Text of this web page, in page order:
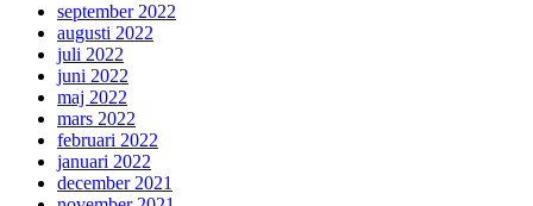
september 2022
augusti 2022
juli 2022
juni 2022
maj 2022
mars 2022
februari 2022
januari 2022
december 2021